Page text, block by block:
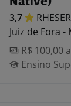
3,7
Juiz de Fora -
R$ 100,00
Ensino